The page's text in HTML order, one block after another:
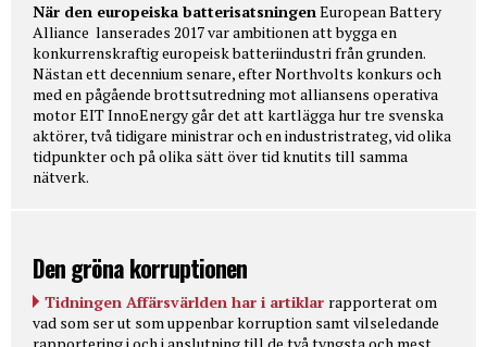
När den europeiska batterisatsningenEuropean Battery
Alliance lanserades 2017 var ambitionen att bygga en
konkurrenskraftig europeisk batteriindustri från grunden.
Nästan ett decennium senare, efter Northvolts konkurs och
med en pågående brottsutredning mot alliansens operativa
motor EIT InnoEnergy går det att kartlägga hur tre svenska
aktörer, två tidigare ministrar och en industristrateg, vid olika
tidpunkter och på olika sätt över tid knutits till samma
nätverk.
Den gröna korruptionen
Tidningen Affärsvärlden har i artiklar rapporterat om
vad som ser ut som uppenbar korruption samt vilseledande